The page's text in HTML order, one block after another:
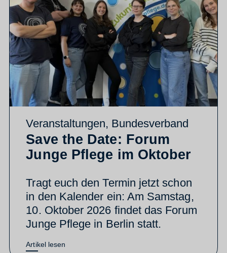
Veranstaltungen, Bundesverband
Save the Date: Forum
Junge Pflege im Oktober
Tragt euch den Termin jetzt schon
in den Kalender ein: Am Samstag,
10. Oktober 2026 findet das Forum
Junge Pflege in Berlin statt.
Artikel lesen